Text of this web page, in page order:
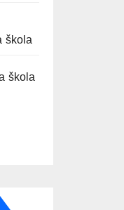
škola
škola